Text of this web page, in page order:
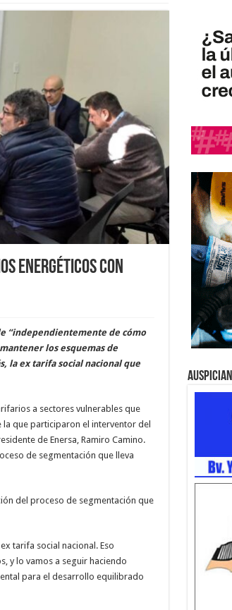
energéticos con
“independientemente de cómo
los esquemas de
la ex tarifa social nacional que
a sectores vulnerables que
la que participaron el interventor del
de Enersa, Ramiro Camino.
de segmentación que lleva
del proceso de segmentación que
tarifa social nacional. Eso
y lo vamos a seguir haciendo
para el desarrollo equilibrado
Auspician